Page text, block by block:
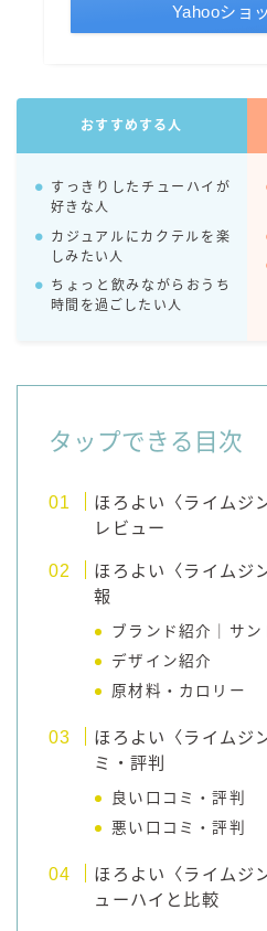
愛のスコールホワイトサ
WATER SOUR(ウォー
宝酒造
焼酎ハイボール
宝焼酎のお茶割りシリー
すみか
コカ・コーラ
オリオンビール
WATTA
natura WATTA
ちゅらWATTA
合同酒精
その他メーカー
素滴しぼり
お得情報
Amazon
Yahooショ
おすすめする人
すっきりしたチューハイが
好きな人
カジュアルにカクテルを楽
しみたい人
ちょっと飲みながらおうち
時間を過ごしたい人
タップできる目次
ほろよい〈ライムジ
レビュー
ほろよい〈ライムジ
報
ブランド紹介｜サ
デザイン紹介
原材料・カロリー
ほろよい〈ライムジ
ミ・評判
良い口コミ・評判
悪い口コミ・評判
ほろよい〈ライムジ
ューハイと比較